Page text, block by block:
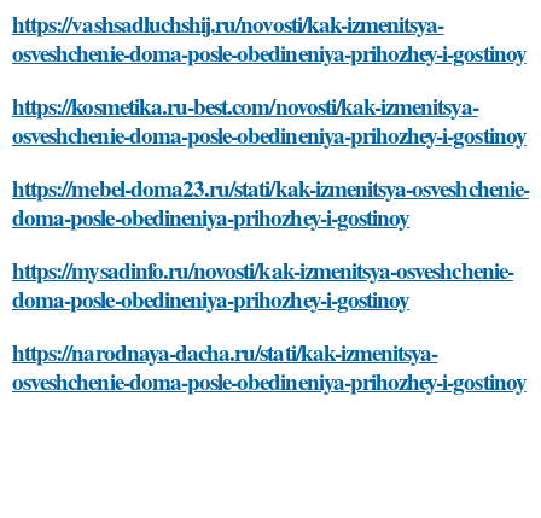
https://vashsadluchshij.ru/novosti/kak-izmenitsya-
osveshchenie-doma-posle-obedineniya-prihozhey-i-gostinoy
https://kosmetika.ru-best.com/novosti/kak-izmenitsya-
osveshchenie-doma-posle-obedineniya-prihozhey-i-gostinoy
https://mebel-doma23.ru/stati/kak-izmenitsya-osveshchenie-
doma-posle-obedineniya-prihozhey-i-gostinoy
https://mysadinfo.ru/novosti/kak-izmenitsya-osveshchenie-
doma-posle-obedineniya-prihozhey-i-gostinoy
https://narodnaya-dacha.ru/stati/kak-izmenitsya-
osveshchenie-doma-posle-obedineniya-prihozhey-i-gostinoy